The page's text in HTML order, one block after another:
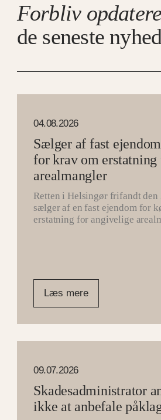
Forbliv
de seneste
04.08.2026
Sælger af fast
for krav om erstatning
arealmangler
Retten i Helsingør frifandt
sælger af en fast ejendom for
erstatning for angivelige
Læs mere
09.07.2026
Skadesadministrator
ikke at anbefale